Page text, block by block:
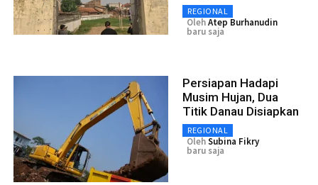
REGIONAL
OlehAtep Burhanudin
baru saja
Persiapan Hadapi
Musim Hujan, Dua
Titik Danau Disiapkan
REGIONAL
OlehSubina Fikry
baru saja